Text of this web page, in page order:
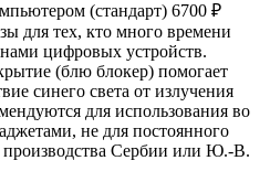
(стандарт) 6700 ₽
для тех, кто много времени
цифровых устройств.
(блю блокер) помогает
синего света от излучения
для использования во
не для постоянного
Сербии или Ю.-В.